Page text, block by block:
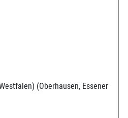
(Oberhausen, Essener